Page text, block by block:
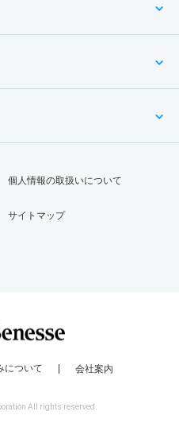
個人情報の取扱いについて
サイトマップ
について 会社案内
All rights reserved.